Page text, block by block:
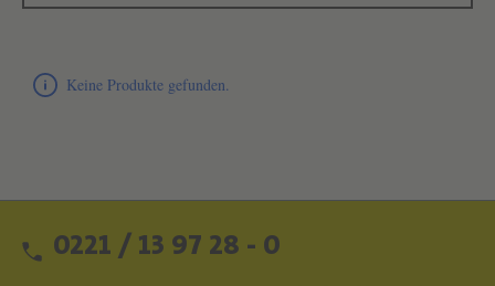
Keine Produkte gefunden.
0221 / 13 97 28 - 0